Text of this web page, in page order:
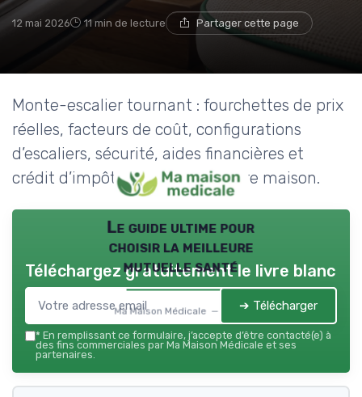
12 mai 2026 11 min de lecture Partager cette page
Monte-escalier tournant : fourchettes de prix
réelles, facteurs de coût, configurations
d’escaliers, sécurité, aides financières et
crédit d’impôt pour adapter votre maison.
Le guide ultime pour
choisir la meilleure
mutuelle santé
Ma Maison Médicale — 2026
Téléchargez gratuitement le livre blanc
➔ Télécharger
* En remplissant ce formulaire, j’accepte d’être contacté(e) à
des fins commerciales par Ma Maison Médicale et ses
partenaires.